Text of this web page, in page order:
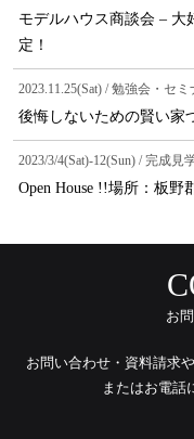
モデルハウス商談会 – 大
定！
2023.11.25(Sat) / 勉強会・セミ
後悔しないための賢い家
2023/3/4(Sat)-12(Sun) / 完成見
Open House !!場所：板野
お
お問い合わせ・資料請求
またはお電話